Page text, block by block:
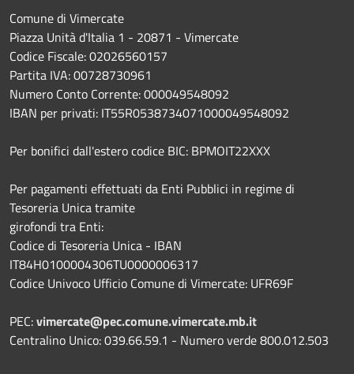
Comune di Vimercate
Piazza Unità d'Italia 1 - 20871 - Vimercate
Codice Fiscale: 02026560157
Partita IVA: 00728730961
Numero Conto Corrente: 000049548092
IBAN per privati: IT55R0538734071000049548092
Per bonifici dall'estero codice BIC: BPMOIT22XXX
Per pagamenti effettuati da Enti Pubblici in regime di
Tesoreria Unica tramite
girofondi tra Enti:
Codice di Tesoreria Unica - IBAN
IT84H0100004306TU0000006317
Codice Univoco Ufficio Comune di Vimercate: UFR69F
PEC:vimercate@pec.comune.vimercate.mb.it
Centralino Unico: 039.66.59.1 - Numero verde 800.012.503